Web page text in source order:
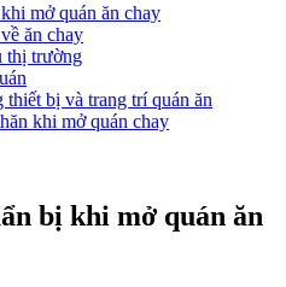
mở quán ăn chay
ăn chay
thị trường
thiết bị và trang trí quán ăn
khi mở quán chay
bị khi mở quán ăn